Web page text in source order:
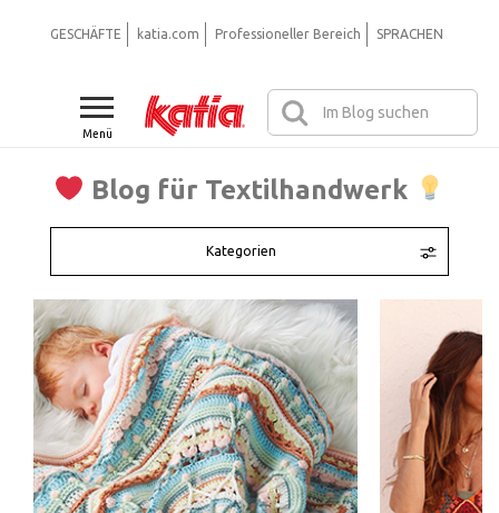
Menü
Blog für Textilhandwerk
Kategorien
GESCHÄFTE katia.com Professioneller Bereich SPRACHEN